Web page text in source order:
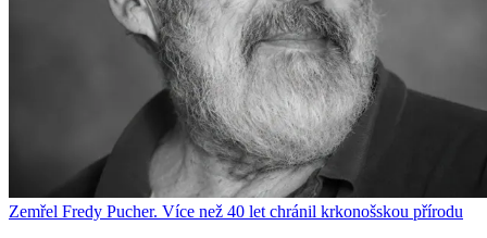
Zemřel Fredy Pucher. Více než 40 let chránil krkonošskou přírodu